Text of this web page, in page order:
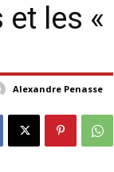
les «
Alexandre Penasse